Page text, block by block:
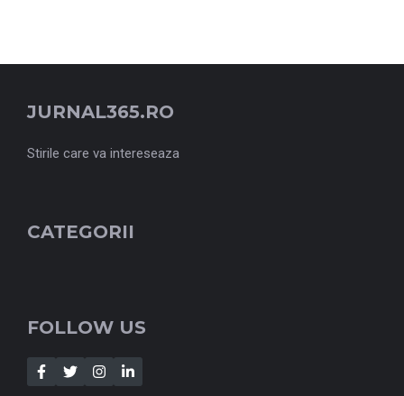
JURNAL365.RO
Stirile care va intereseaza
CATEGORII
FOLLOW US